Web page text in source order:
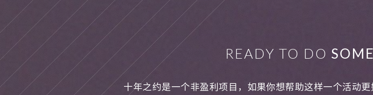
READY TO DO
十年之约是一个非盈利项目，如果你想帮助这样一个活动